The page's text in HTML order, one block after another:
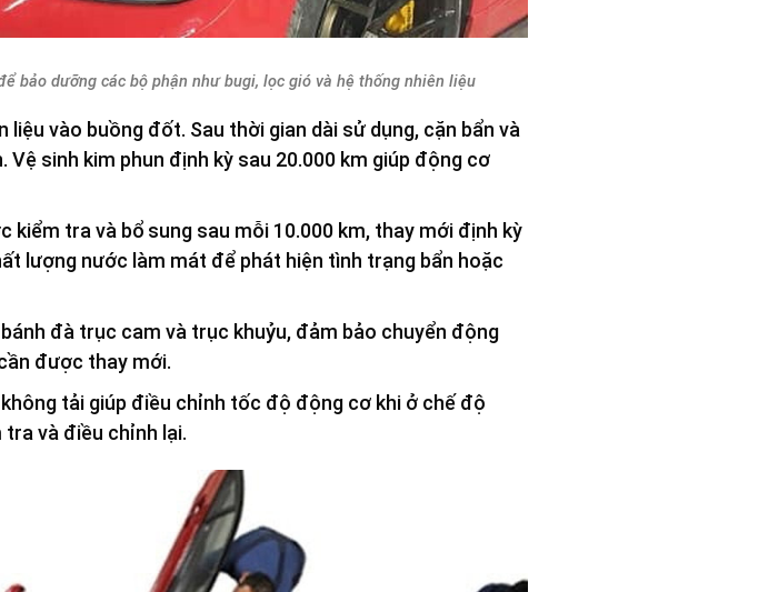
bảo dưỡng các bộ phận như bugi, lọc gió và hệ thống nhiên liệu
liệu vào buồng đốt. Sau thời gian dài sử dụng, cặn bẩn và
sinh kim phun định kỳ sau 20.000 km giúp động cơ
kiểm tra và bổ sung sau mỗi 10.000 km, thay mới định kỳ
lượng nước làm mát để phát hiện tình trạng bẩn hoặc
đà trục cam và trục khuỷu, đảm bảo chuyển động
được thay mới.
tải giúp điều chỉnh tốc độ động cơ khi ở chế độ
tra và điều chỉnh lại.